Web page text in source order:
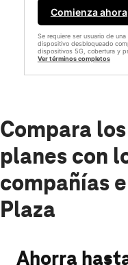
Comienza ahora
Se requiere ser usuario de
dispositivo desbloqueado
dispositivos 5G, cobertura y
Ver términos completos
Compara
planes con
compañías
Plaza